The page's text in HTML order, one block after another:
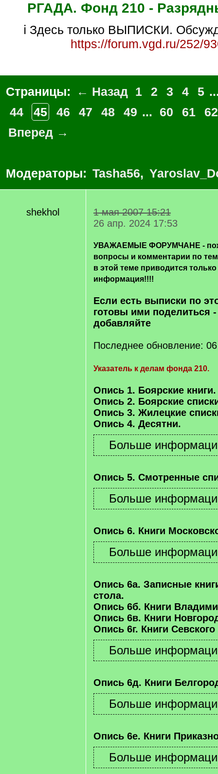
РГАДА. Фонд 210 -
ℹ Здесь только ВЫПИСКИ.
https://forum.vgd.ru/252/
Страницы: ← Назад 1 2 3 4 5
44
45 46 47 48 49 ... 60 61
62
Вперед →
Модераторы: Tasha56,
shekhol
1 мая 2007 15:21
26 апр. 2024 17:53
УВАЖАЕМЫЕ ФОРУМЧАНЕ -
вопросы и комментарии по
в этой теме приводится
информация!!!!
Если есть выписки по
готовы ими поделиться
добавляйте
Последнее обновление:
Указатель к делам фонда 210.
Опись 1. Боярские книги.
Опись 2. Боярские
Опись 3. Жилецкие
Опись 4. Десятни.
Опись 5. Смотренные
Опись 6. Книги
Опись 6а. Записные
стола.
Опись 6б. Книги
Опись 6в. Книги
Опись 6г. Книги Севского
Опись 6д. Книги
Опись 6е. Книги